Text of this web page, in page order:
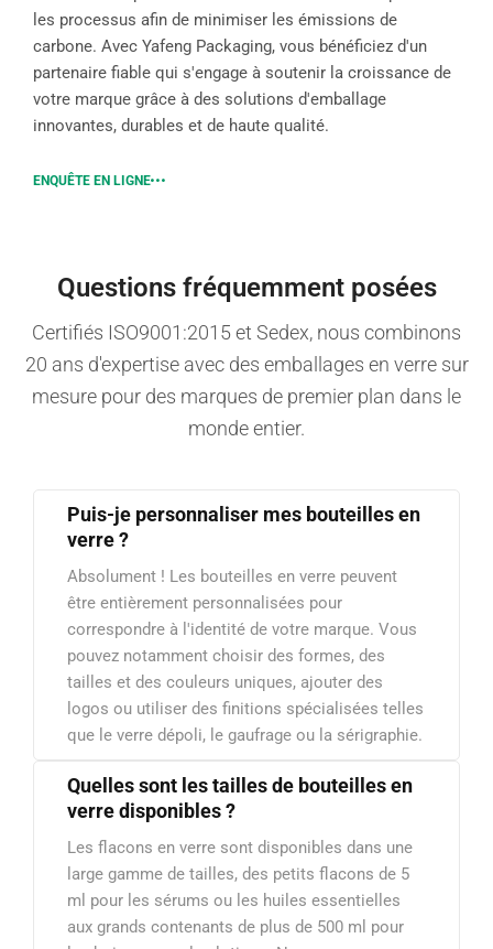
les processus afin de minimiser les émissions de
carbone. Avec Yafeng Packaging, vous bénéficiez d'un
partenaire fiable qui s'engage à soutenir la croissance de
votre marque grâce à des solutions d'emballage
innovantes, durables et de haute qualité.
ENQUÊTE EN LIGNE
Questions fréquemment posées
Certifiés ISO9001:2015 et Sedex, nous combinons
20 ans d'expertise avec des emballages en verre sur
mesure pour des marques de premier plan dans le
monde entier.
Puis-je personnaliser mes bouteilles en
verre ?
Absolument ! Les bouteilles en verre peuvent
être entièrement personnalisées pour
correspondre à l'identité de votre marque. Vous
pouvez notamment choisir des formes, des
tailles et des couleurs uniques, ajouter des
logos ou utiliser des finitions spécialisées telles
que le verre dépoli, le gaufrage ou la sérigraphie.
Quelles sont les tailles de bouteilles en
verre disponibles ?
Les flacons en verre sont disponibles dans une
large gamme de tailles, des petits flacons de 5
ml pour les sérums ou les huiles essentielles
aux grands contenants de plus de 500 ml pour